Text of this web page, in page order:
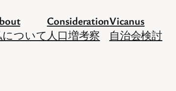
について
Consideration
人口増考察
Vicanus
自治会検討